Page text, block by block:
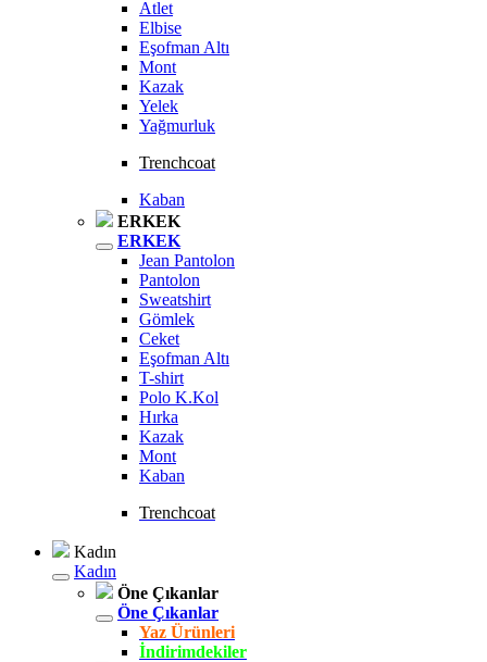
Atlet
Elbise
Eşofman Altı
Mont
Kazak
Yelek
Yağmurluk
Trenchcoat
Kaban
ERKEK
ERKEK
Jean Pantolon
Pantolon
Sweatshirt
Gömlek
Ceket
Eşofman Altı
T-shirt
Polo K.Kol
Hırka
Kazak
Mont
Kaban
Trenchcoat
Kadın
Kadın
Öne Çıkanlar
Öne Çıkanlar
Yaz Ürünleri
İndirimdekiler